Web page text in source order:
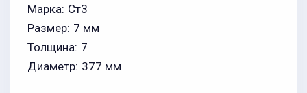
Марка: Ст3
Размер: 7 мм
Толщина: 7
Диаметр: 377 мм